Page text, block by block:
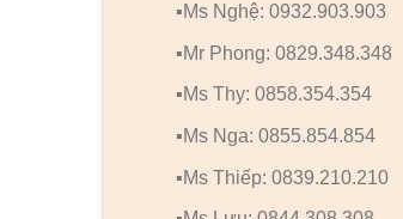
▪️Ms Nghệ: 0932.903.903
▪️Mr Phong: 0829.348.348
▪️Ms Thy: 0858.354.354
▪️Ms Nga: 0855.854.854
▪️Ms Thiếp: 0839.210.210